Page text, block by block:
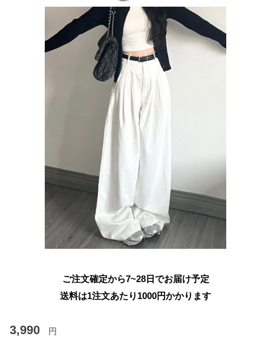
ご注文確定から7~28日でお届け予定
送料は1注文あたり 1000円かかります
3,990 円